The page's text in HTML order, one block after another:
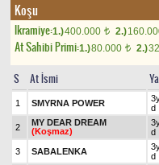
Koşu
Ikramiye:1.)400.000 t 2.)
At Sahibi Primi:1.)80.000 t 2.)
S At İsmi
1 SMYRNA POWER
d
2
MY DEAR DREAM
(Koşmaz)
d
3 SABALENKA
d